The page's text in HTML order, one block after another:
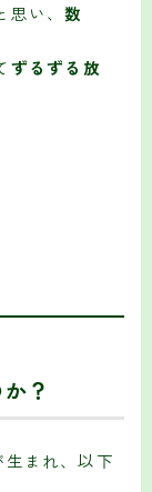
思い、数
ずるずる放
？
まれ、以下